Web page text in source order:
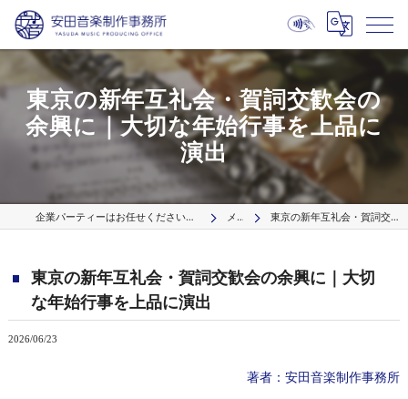
東京の新年互礼会・賀詞交歓会の
余興に｜大切な年始行事を上品に
演出
企業パーティーはお任せください プロの出張演奏サービス【波】／国内9拠点より全国へ メディア 東京の新年互礼会・賀詞交歓会の余興に｜大切な年始行事を上品に演出
東京の新年互礼会・賀詞交歓会の余興に｜大切
な年始行事を上品に演出
2026/06/23
著者：安田音楽制作事務所